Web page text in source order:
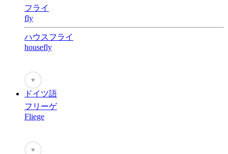
フライ
fly
ハウスフライ
housefly
♥
ドイツ語
フリーゲ
Fliege
♥